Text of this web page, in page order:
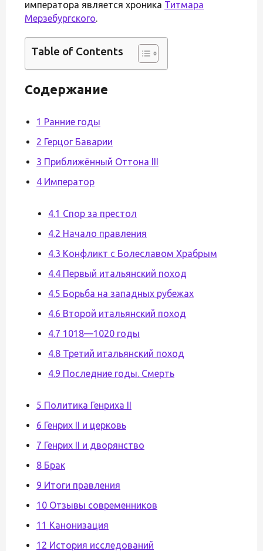
императора является хроника Титмара
Мерзебургского.
Table of Contents
Содержание
1 Ранние годы
2 Герцог Баварии
3 Приближённый Оттона III
4 Император
4.1 Спор за престол
4.2 Начало правления
4.3 Конфликт с Болеславом Храбрым
4.4 Первый итальянский поход
4.5 Борьба на западных рубежах
4.6 Второй итальянский поход
4.7 1018—1020 годы
4.8 Третий итальянский поход
4.9 Последние годы. Смерть
5 Политика Генриха II
6 Генрих II и церковь
7 Генрих II и дворянство
8 Брак
9 Итоги правления
10 Отзывы современников
11 Канонизация
12 История исследований